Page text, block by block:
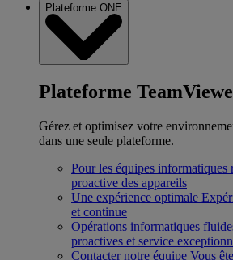
Plateforme ONE
Plateforme
Gérez et optimisez votre
dans une seule plateforme.
Pour les équipes informatiques
proactive des appareils
Une expérience optimale
et continue
Opérations informatiques
proactives et service
Contacter notre équipe Vous